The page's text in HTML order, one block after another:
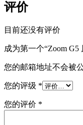
评价
目前还没有评价
成为第一个“Zoom
您的邮箱地址不会被公
您的评级 *
您的评价 *